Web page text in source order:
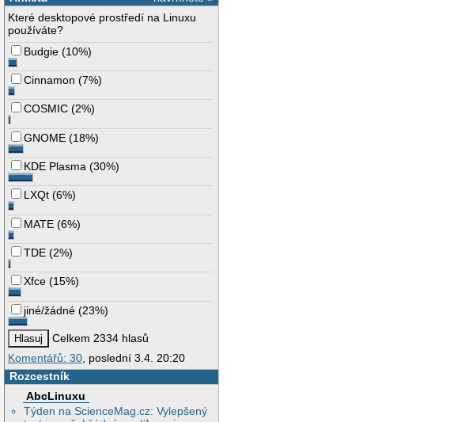
Které desktopové prostředí na Linuxu
používáte?
Budgie (10%)
Cinnamon (7%)
COSMIC (2%)
GNOME (18%)
KDE Plasma (30%)
LXQt (6%)
MATE (6%)
TDE (2%)
Xfce (15%)
jiné/žádné (23%)
Celkem 2334 hlasů
Komentářů: 30, poslední 3.4. 20:20
Rozcestník
AbcLinuxu
Týden na ScienceMag.cz: Vylepšený